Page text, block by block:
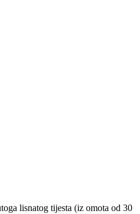
lisnatog tijesta (iz omota od 30